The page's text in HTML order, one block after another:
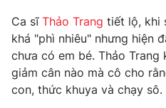
Thị trường
Góc doanh nghiệp
Truyền hình
Phim VTV
Giải trí
Ca sĩ Thảo Trang tiết lộ, khi
khá "phì nhiêu" nhưng hiện
chưa có em bé. Thảo
giảm cân nào mà cô cho
con, thức khuya và chạy sô.